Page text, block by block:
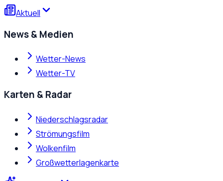
Aktuell
News & Medien
Wetter-News
Wetter-TV
Karten & Radar
Niederschlagsradar
Strömungsfilm
Wolkenfilm
Großwetterlagenkarte